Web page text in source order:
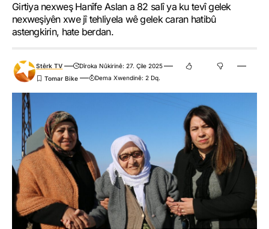
Girtiya nexweş Hanîfe Aslan a 82 salî ya ku tevî gelek
nexweşiyên xwe jî tehliyela wê gelek caran hatibû
astengkirin, hate berdan.
Stêrk TV
Dîroka Nûkirinê: 27. Çile 2025
Dema Xwendinê: 2 Dq.